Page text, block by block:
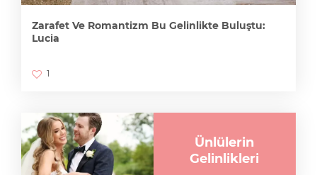
Zarafet Ve Romantizm Bu Gelinlikte Buluştu:
Lucia
1
Ünlülerin
Gelinlikleri